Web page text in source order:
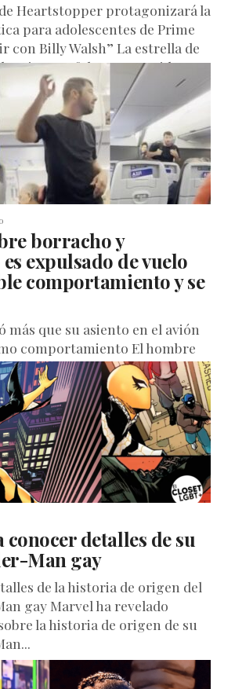
Heartstopper protagonizará la
para adolescentes de Prime
con Billy Walsh” La estrella de
Croft ha conseguido...
borracho y
expulsado de vuelo
comportamiento y se
más que su asiento en el avión
comportamiento El hombre
y homofóbicos a los
detalles de su
Man gay
de la historia de origen del
gay Marvel ha revelado
la historia de origen de su